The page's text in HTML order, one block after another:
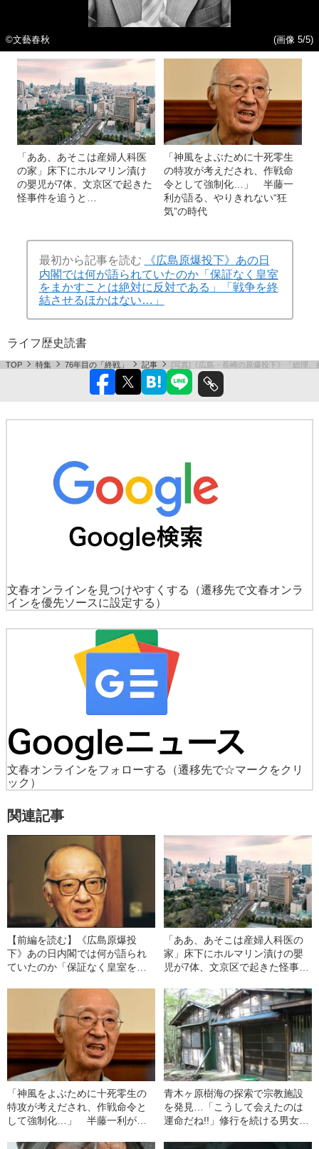
©文藝春秋 (画像 5/5)
「ああ、あそこは産婦人科医
の家」床下にホルマリン漬け
の嬰児が7体、文京区で起きた
怪事件を追うと…
「神風をよぶために十死零生
の特攻が考えだされ、作戦命
令として強制化…」 半藤一
利が語る、やりきれない“狂
気”の時代
最初から記事を読む
《広島原爆投下》あの日
内閣では何が語られていたのか「保証なく皇室
をまかすことは絶対に反対である」「戦争を終
結させるほかはない…」
ライフ歴史読書
TOP 特集 76年目の「終戦」 記事 [写真]《広島・長崎の原爆投下》「総理
文春オンラインを見つけやすくする
（遷移先で文春オンラ
インを優先ソースに設定する）
文春オンラインをフォローする
（遷移先で☆マークをクリ
ック）
関連記事
【前編を読む】《広島原爆投
下》あの日内閣では何が語られ
ていたのか「保証なく皇室をま
「戦争を終結させるほかはな
「ああ、あそこは産婦人科医の
家」床下にホルマリン漬けの嬰
児が7体、文京区で起きた怪事件
「神風をよぶために十死零生の
特攻が考えだされ、作戦命令と
して強制化…」 半藤一利が語
青木ヶ原樹海の探索で宗教施設
を発見…「こうして会えたのは
運命だね!!」修行を続ける男女に